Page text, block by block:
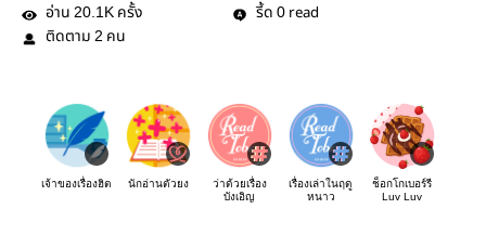
อ่าน 20.1K ครั้ง รี้ด 0 read
ติดตาม 2 คน
เจ้าของเรื่องฮิต นักอ่านตัวยง
ว่าด้วยเรื่อง
บังเอิญ
เรื่องเล่าในฤดู
หนาว
ช็อกโกเบอร์รี
Luv Luv